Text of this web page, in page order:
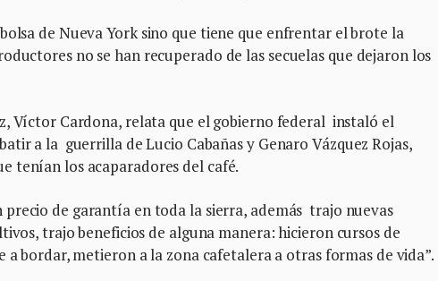
de Nueva York sino que tiene que enfrentar el brote la
no se han recuperado de las secuelas que dejaron los
Víctor Cardona, relata que el gobierno federal instaló el
a la guerrilla de Lucio Cabañas y Genaro Vázquez Rojas,
tenían los acaparadores del café.
precio de garantía en toda la sierra, además trajo nuevas
trajo beneficios de alguna manera: hicieron cursos de
bordar, metieron a la zona cafetalera a otras formas de vida”.